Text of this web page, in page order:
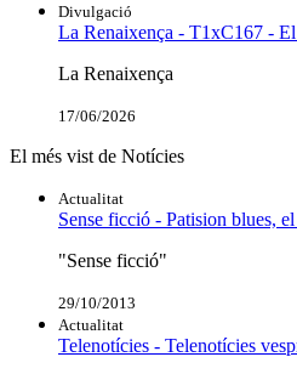
Divulgació
La Renaixença - T1xC167 -
La Renaixença
17/06/2026
El més vist de Notícies
Actualitat
Sense ficció - Patision blues,
"Sense ficció"
29/10/2013
Actualitat
Telenotícies - Telenotícies